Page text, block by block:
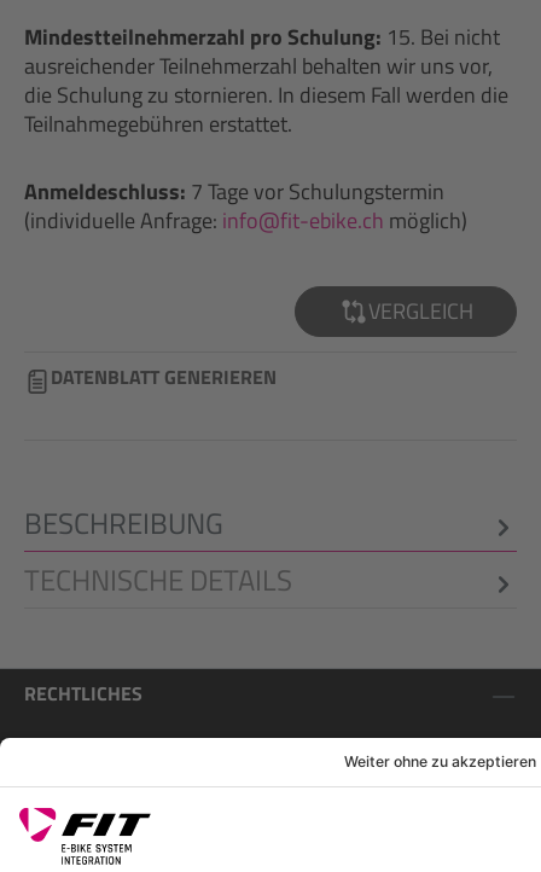
Mindestteilnehmerzahl pro Schulung: 15. Bei nicht
ausreichender Teilnehmerzahl behalten wir uns vor,
die Schulung zu stornieren. In diesem Fall werden die
Teilnahmegebühren erstattet.
Anmeldeschluss: 7 Tage vor Schulungstermin
(individuelle Anfrage: info@fit-ebike.ch möglich)
VERGLEICH
DATENBLATT GENERIEREN
BESCHREIBUNG
TECHNISCHE DETAILS
RECHTLICHES
SERVICES